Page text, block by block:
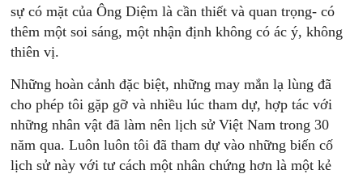
sự có mặt của Ông Diệm là cần thiết và quan trọng- có
thêm một soi sáng, một nhận định không có ác ý, không
thiên vị.
Những hoàn cảnh đặc biệt, những may mắn lạ lùng đã
cho phép tôi gặp gỡ và nhiều lúc tham dự, hợp tác với
những nhân vật đã làm nên lịch sử Việt Nam trong 30
năm qua. Luôn luôn tôi đã tham dự vào những biến cố
lịch sử này với tư cách một nhân chứng hơn là một kẻ